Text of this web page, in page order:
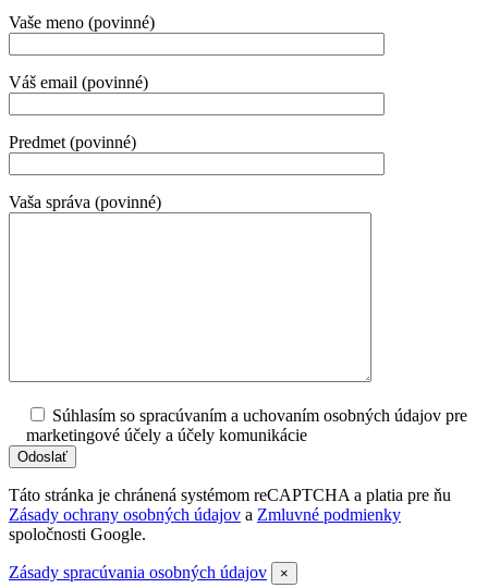
Vaše meno (povinné)
Váš email (povinné)
Predmet (povinné)
Vaša správa (povinné)
Súhlasím so spracúvaním a uchovaním osobných údajov pre
marketingové účely a účely komunikácie
Táto stránka je chránená systémom reCAPTCHA a platia pre ňu
Zásady ochrany osobných údajov a Zmluvné podmienky
spoločnosti Google.
Zásady spracúvania osobných údajov ×